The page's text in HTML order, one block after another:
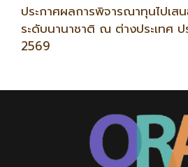
ประกาศผลการพิจารณาทุนไปเส
ระดับนานาชาติ ณ ต่างประเทศ
2569